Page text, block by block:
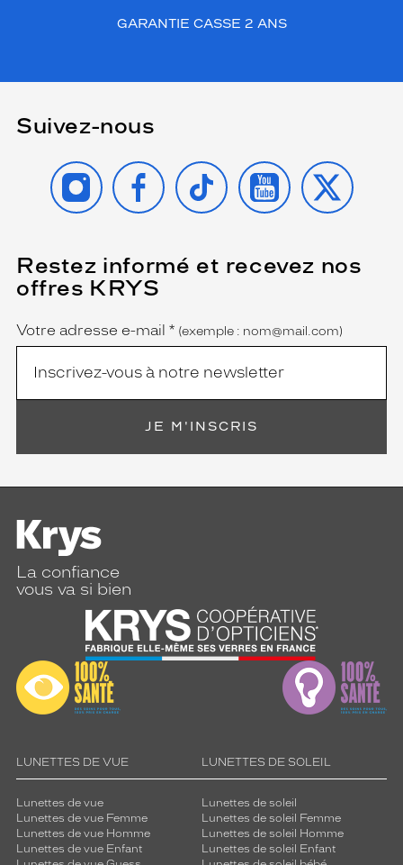
GARANTIE CASSE 2 ANS
Suivez-nous
INSTAGRAMFACEBOOK
TIKTOK YOUTUBE
X
Restez informé et recevez nos
offres KRYS
Name
Votre adresse e-mail *
(Ce
champ
est
obligatoire)
(exemple : nom@mail.com)
JE M'INSCRIS
La confiance
vous va si bien
LUNETTES DE VUE
Lunettes de vue
Lunettes de vue Femme
Lunettes de vue Homme
Lunettes de vue Enfant
LUNETTES DE SOLEIL
Lunettes de soleil
Lunettes de soleil Femme
Lunettes de soleil Homme
Lunettes de soleil Enfant